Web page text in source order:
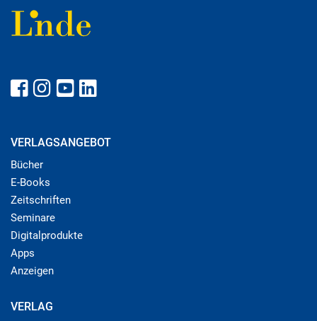
VERLAGSANGEBOT
Bücher
E-Books
Zeitschriften
Seminare
Digitalprodukte
Apps
Anzeigen
VERLAG